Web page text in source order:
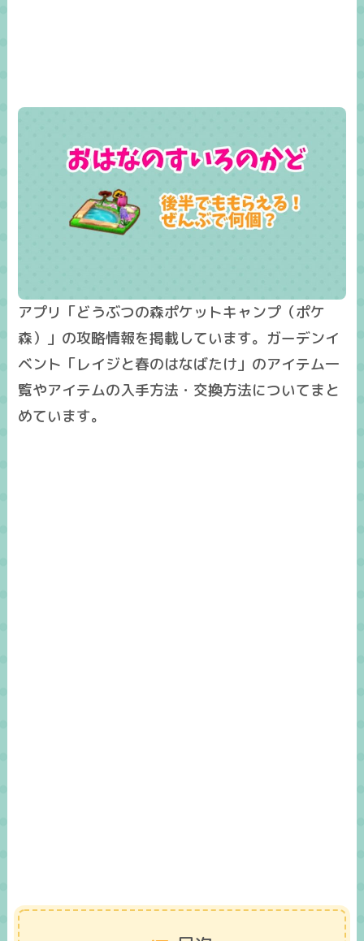
アプリ「どうぶつの森ポケットキャンプ（ポケ
森）」の攻略情報を掲載しています。ガーデンイ
ベント「レイジと春のはなばたけ」のアイテム一
覧やアイテムの入手方法・交換方法についてまと
めています。